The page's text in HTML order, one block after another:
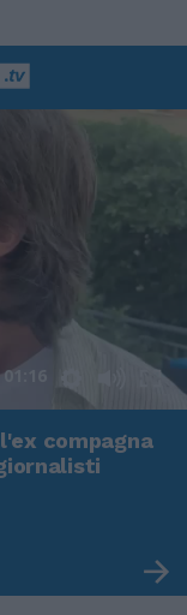
01:16
compagna